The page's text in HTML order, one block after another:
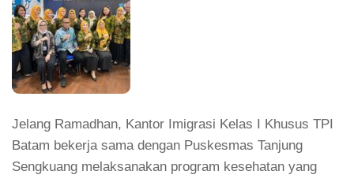
Jelang Ramadhan, Kantor Imigrasi Kelas I Khusus TPI
Batam bekerja sama dengan Puskesmas Tanjung
Sengkuang melaksanakan program kesehatan yang